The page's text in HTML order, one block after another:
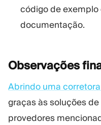
código de
documentação.
Observações
Abrindo uma
graças às soluções
provedores